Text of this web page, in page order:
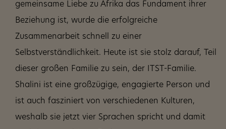
gemeinsame Liebe zu Afrika das Fundament ihrer
Beziehung ist, wurde die erfolgreiche
Zusammenarbeit schnell zu einer
Selbstverständlichkeit. Heute ist sie stolz darauf, Teil
dieser großen Familie zu sein, der ITST-Familie.
Shalini ist eine großzügige, engagierte Person und
ist auch fasziniert von verschiedenen Kulturen,
weshalb sie jetzt vier Sprachen spricht und damit